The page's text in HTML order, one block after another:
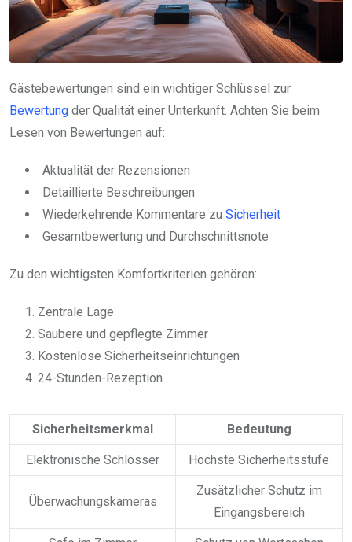
Gästebewertungen sind ein wichtiger Schlüssel zur
Bewertung der Qualität einer Unterkunft. Achten Sie beim
Lesen von Bewertungen auf:
Aktualität der Rezensionen
Detaillierte Beschreibungen
Wiederkehrende Kommentare zu Sicherheit
Gesamtbewertung und Durchschnittsnote
Zu den wichtigsten Komfortkriterien gehören:
Zentrale Lage
Saubere und gepflegte Zimmer
Kostenlose Sicherheitseinrichtungen
24-Stunden-Rezeption
Sicherheitsmerkmal Bedeutung
Elektronische Schlösser Höchste Sicherheitsstufe
Überwachungskameras
Zusätzlicher Schutz im
Eingangsbereich